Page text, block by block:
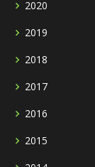
2020
2019
2018
2017
2016
2015